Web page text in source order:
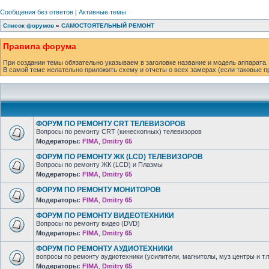
Сообщения без ответов | Активные темы
Список форумов » САМОСТОЯТЕЛЬНЫЙ РЕМОНТ
Правила форума
При создании темы обязательно указываем в заголовке название и модель аппарата.
В самой теме желательно приложить схему и отчеты о всех замерах (если таковые
ФОРУМ ПО РЕМОНТУ CRT ТЕЛЕВИЗОРОВ
Вопросы по ремонту CRT (кинескопных) телевизоров
Модераторы: FIMA Dmitry 65
ФОРУМ ПО РЕМОНТУ ЖК (LCD) ТЕЛЕВИЗОРОВ
Вопросы по ремонту ЖК (LCD) и Плазмы
Модераторы: FIMA Dmitry 65
ФОРУМ ПО РЕМОНТУ МОНИТОРОВ
Модераторы: FIMA Dmitry 65
ФОРУМ ПО РЕМОНТУ ВИДЕОТЕХНИКИ
Вопросы по ремонту видео (DVD)
Модераторы: FIMA Dmitry 65
ФОРУМ ПО РЕМОНТУ АУДИОТЕХНИКИ
вопросы по ремонту аудиотехники (усилители, магнитолы, муз центры и
Модераторы: FIMA Dmitry 65